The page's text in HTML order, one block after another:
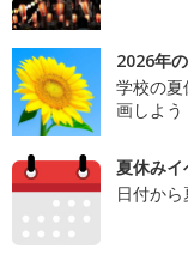
2026年
学校の
画しよう
夏休み
日付か